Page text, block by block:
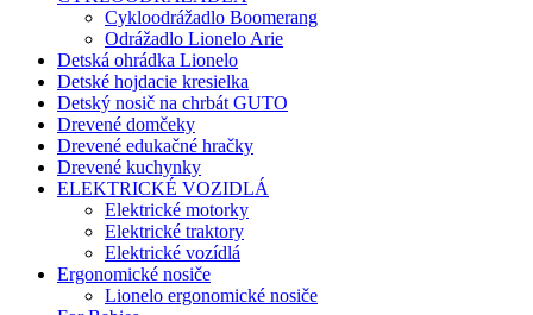
Cykloodrážadlo Boomerang
Odrážadlo Lionelo Arie
Detská ohrádka Lionelo
Detské hojdacie kresielka
Detský nosič na chrbát GUTO
Drevené domčeky
Drevené edukačné hračky
Drevené kuchynky
ELEKTRICKÉ VOZIDLÁ
Elektrické motorky
Elektrické traktory
Elektrické vozídlá
Ergonomické nosiče
Lionelo ergonomické nosiče